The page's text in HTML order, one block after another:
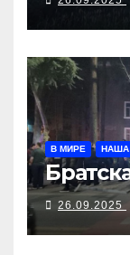
В МИРЕ НАША
26.09.2025